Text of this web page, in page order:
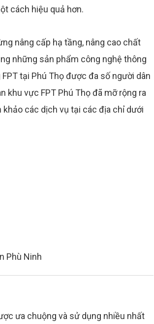
cách hiệu quả hơn.
nâng cấp hạ tầng, nâng cao chất
những sản phẩm công nghệ thông
tại Phú Thọ được đa số người dân
khu vực FPT Phú Thọ đã mỡ rộng ra
các dịch vụ tại các địa chỉ dưới
Phù Ninh
ưa chuộng và sử dụng nhiều nhất